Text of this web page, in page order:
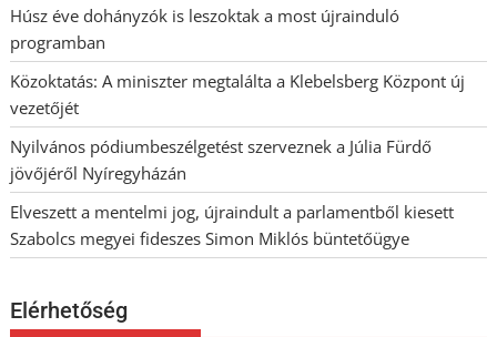
Húsz éve dohányzók is leszoktak a most újrainduló
programban
Közoktatás: A miniszter megtalálta a Klebelsberg Központ új
vezetőjét
Nyilvános pódiumbeszélgetést szerveznek a Júlia Fürdő
jövőjéről Nyíregyházán
Elveszett a mentelmi jog, újraindult a parlamentből kiesett
Szabolcs megyei fideszes Simon Miklós büntetőügye
Elérhetőség